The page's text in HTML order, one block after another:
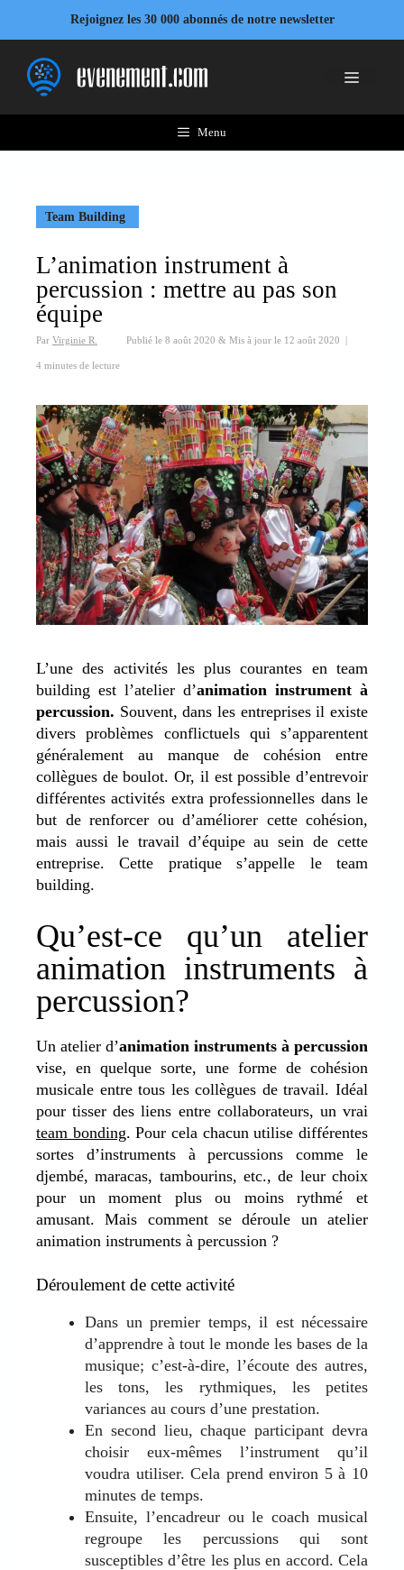
contenu
Rejoignez les 30 000 abonnés de notre newsletter
Menu
Menu
Team Building
L’animation instrument à
percussion : mettre au pas son
équipe
Par Virginie R. Publié le 8 août 2020 & Mis à jour le 12 août 2020 |
4 minutes de lecture
L’une des activités les plus courantes en team
building est l’atelier d’animation instrument à
percussion. Souvent, dans les entreprises il existe
divers problèmes conflictuels qui s’apparentent
généralement au manque de cohésion entre
collègues de boulot. Or, il est possible d’entrevoir
différentes activités extra professionnelles dans le
but de renforcer ou d’améliorer cette cohésion,
mais aussi le travail d’équipe au sein de cette
entreprise. Cette pratique s’appelle le team
building.
Qu’est-ce qu’un atelier
animation instruments à
percussion?
Un atelier d’animation instruments à percussion
vise, en quelque sorte, une forme de cohésion
musicale entre tous les collègues de travail. Idéal
pour tisser des liens entre collaborateurs, un vrai
team bonding. Pour cela chacun utilise différentes
sortes d’instruments à percussions comme le
djembé, maracas, tambourins, etc., de leur choix
pour un moment plus ou moins rythmé et
amusant. Mais comment se déroule un atelier
animation instruments à percussion ?
Déroulement de cette activité
Dans un premier temps, il est nécessaire
d’apprendre à tout le monde les bases de la
musique; c’est-à-dire, l’écoute des autres,
les tons, les rythmiques, les petites
variances au cours d’une prestation.
En second lieu, chaque participant devra
choisir eux-mêmes l’instrument qu’il
voudra utiliser. Cela prend environ 5 à 10
minutes de temps.
Ensuite, l’encadreur ou le coach musical
regroupe les percussions qui sont
susceptibles d’être les plus en accord. Cela